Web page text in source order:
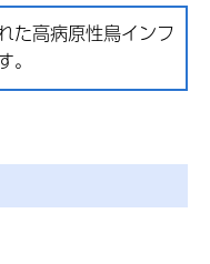
た高病原性鳥インフ